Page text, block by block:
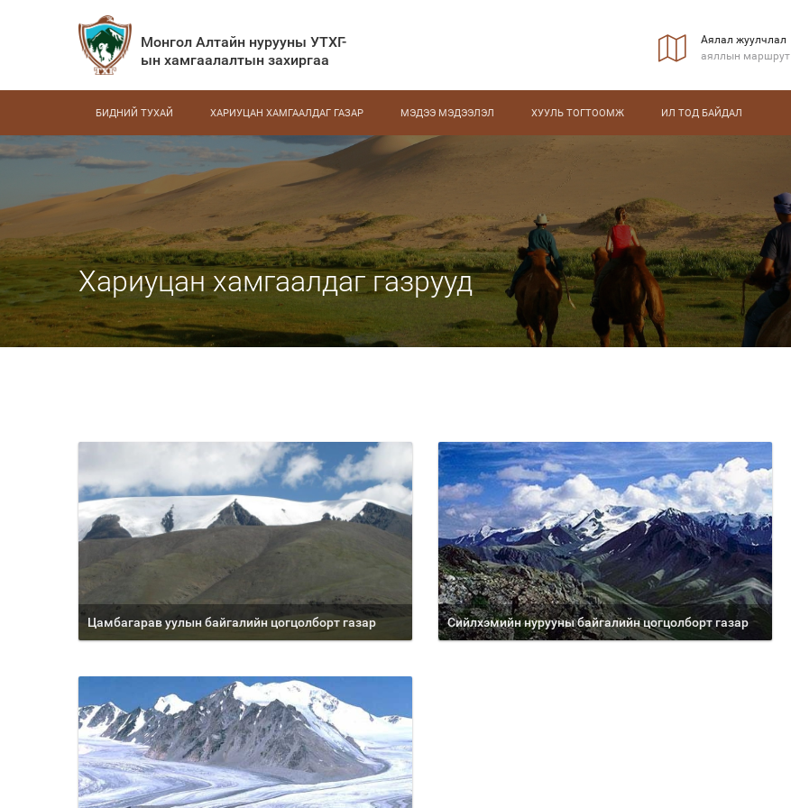
Монгол Алтайн нурууны УТХГ-
ын хамгаалалтын захиргаа
Аялал жуулчлал
аяллын маршрут
БИДНИЙ ТУХАЙ ХАРИУЦАН ХАМГААЛДАГ ГАЗАР МЭДЭЭ МЭДЭЭЛЭЛ ХУУЛЬ ТОГТООМЖ ИЛ ТОД БАЙДАЛ
Хариуцан хамгаалдаг газрууд
Цамбагарав уулын байгалийн цогцолборт газар Сийлхэмийн нурууны байгалийн цогцолборт газар